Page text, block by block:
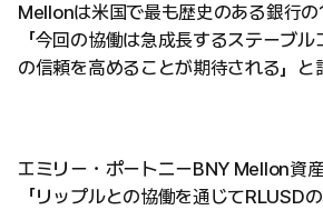
Mellonは米国で最も歴史のある銀行の
「今回の協働は急成長するステーブ
の信頼を高めることが期待される」と
エミリー・ポートニーBNY Mellon資
「リップルとの協働を通じてRLUSD